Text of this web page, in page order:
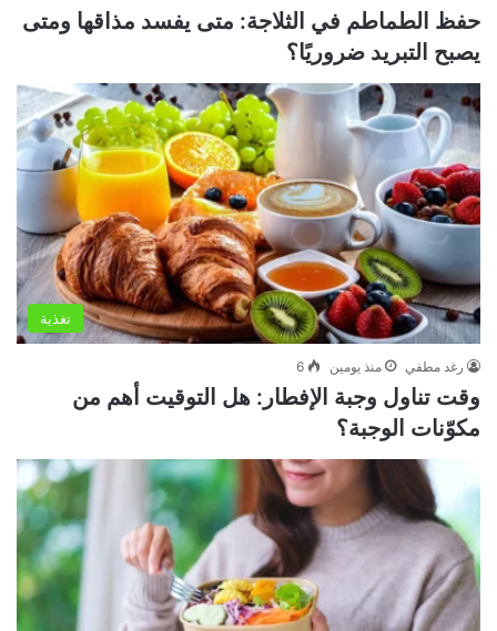
حفظ الطماطم في الثلاجة: متى يفسد مذاقها ومتى
يصبح التبريد ضروريًا؟
تغذية
رغد مطفي منذ يومين 6
وقت تناول وجبة الإفطار: هل التوقيت أهم من
مكوّنات الوجبة؟